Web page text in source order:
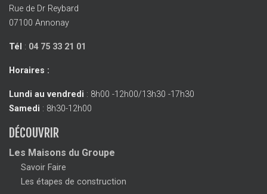
Rue de Dr Reybard
07100 Annonay
Tél : 04 75 33 21 01
Horaires :
Lundi au vendredi : 8h00 -12h00/13h30 -17h30
Samedi : 8h30-12h00
DÉCOUVRIR
Les Maisons du Groupe
Savoir Faire
Les étapes de construction